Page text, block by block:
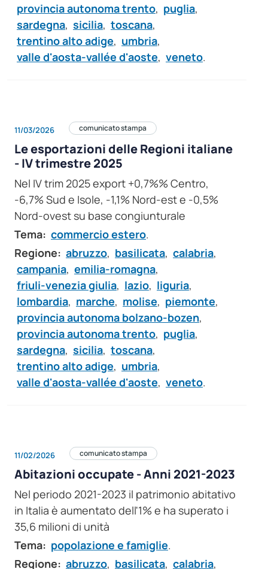
provincia autonoma trento, puglia,
sardegna, sicilia, toscana,
trentino alto adige, umbria,
valle d'aosta-vallée d'aoste, veneto.
11/03/2026 comunicato stampa
Le esportazioni delle Regioni italiane
- IV trimestre 2025
Nel IV trim 2025 export +0,7%% Centro,
-6,7% Sud e Isole, -1,1% Nord-est e -0,5%
Nord-ovest su base congiunturale
Tema: commercio estero.
Regione: abruzzo, basilicata, calabria,
campania, emilia-romagna,
friuli-venezia giulia, lazio, liguria,
lombardia, marche, molise, piemonte,
provincia autonoma bolzano-bozen,
provincia autonoma trento, puglia,
sardegna, sicilia, toscana,
trentino alto adige, umbria,
valle d'aosta-vallée d'aoste, veneto.
11/02/2026 comunicato stampa
Abitazioni occupate - Anni 2021-2023
Nel periodo 2021-2023 il patrimonio abitativo
in Italia è aumentato dell'1% e ha superato i
35,6 milioni di unità
Tema: popolazione e famiglie.
Regione: abruzzo, basilicata, calabria,